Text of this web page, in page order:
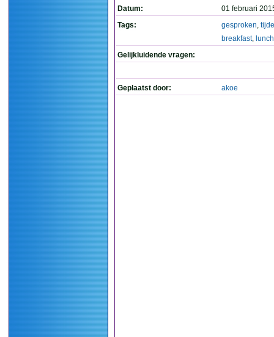
Datum:
01 februari
Tags:
gesproken,
breakfast, lunch
Gelijkluidende vragen:
Geplaatst door: akoe